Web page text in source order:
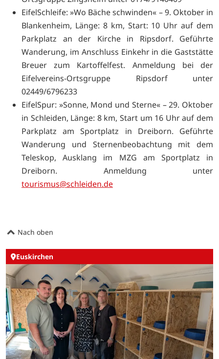
EifelSchleife: »Wo Bäche schwinden« – 9. Oktober in
Blankenheim, Länge: 8 km, Start: 10 Uhr auf dem
Parkplatz an der Kirche in Ripsdorf. Geführte
Wanderung, im Anschluss Einkehr in die Gaststätte
Breuer zum Kartoffelfest. Anmeldung bei der
Eifelvereins-Ortsgruppe Ripsdorf unter
02449/6796233
EifelSpur: »Sonne, Mond und Sterne« – 29. Oktober
in Schleiden, Länge: 8 km, Start um 16 Uhr auf dem
Parkplatz am Sportplatz in Dreiborn. Geführte
Wanderung und Sternenbeobachtung mit dem
Teleskop, Ausklang im MZG am Sportplatz in
Dreiborn. Anmeldung unter
tourismus@schleiden.de
Nach oben
Euskirchen